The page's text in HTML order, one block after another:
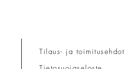
Tilaus- ja toimitusehdot